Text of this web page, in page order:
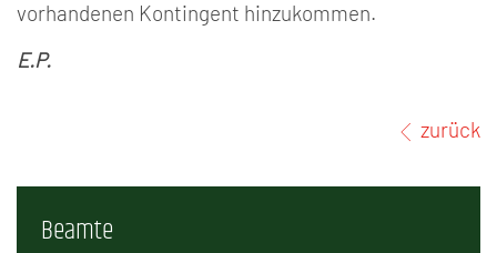
vorhandenen Kontingent hinzukommen.
E.P.
zurück
Beamte